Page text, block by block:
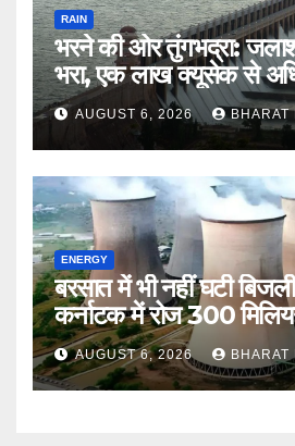
RAIN
भरने की ओर तुंगभद्रा:
भरा, एक लाख क्यूसेक से
आवक
AUGUST 6, 2026 BHARAT
ENERGY
बरसात में भी नहीं घटी
कर्नाटक में रोज 300
AUGUST 6, 2026 BHARAT